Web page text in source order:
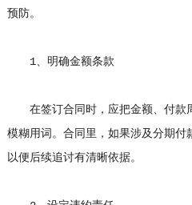
预防。
1、明确金额条款
在签订合同时，应把金额、付款
模糊用词。合同里，如果涉及分期付
以便后续追讨有清晰依据。